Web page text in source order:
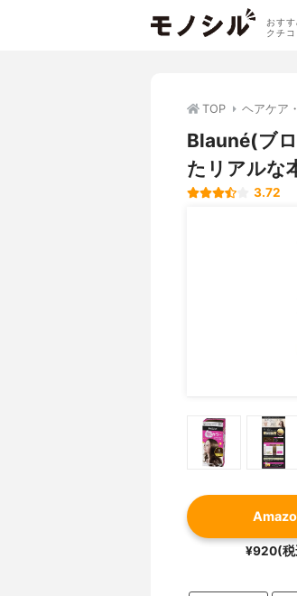
おす
クチ
TOP ヘアケア
Blauné(ブ
たリアルな
3.72
¥920(税